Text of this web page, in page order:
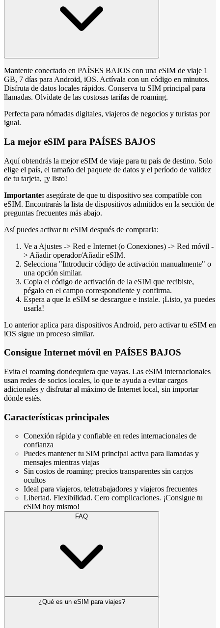
Mantente conectado en PAÍSES BAJOS con una eSIM de viaje 1
GB, 7 días para Android, iOS. Actívala con un código en minutos.
Disfruta de datos locales rápidos. Conserva tu SIM principal para
llamadas. Olvídate de las costosas tarifas de roaming.
Perfecta para nómadas digitales, viajeros de negocios y turistas por
igual.
La mejor eSIM para PAÍSES BAJOS
Aquí obtendrás la mejor eSIM de viaje para tu país de destino. Solo
elige el país, el tamaño del paquete de datos y el período de validez
de tu tarjeta, ¡y listo!
Importante: asegúrate de que tu dispositivo sea compatible con
eSIM. Encontrarás la lista de dispositivos admitidos en la sección de
preguntas frecuentes más abajo.
Así puedes activar tu eSIM después de comprarla:
Ve a Ajustes -> Red e Internet (o Conexiones) -> Red móvil -
> Añadir operador/Añadir eSIM.
Selecciona "Introducir código de activación manualmente" o
una opción similar.
Copia el código de activación de la eSIM que recibiste,
pégalo en el campo correspondiente y confirma.
Espera a que la eSIM se descargue e instale. ¡Listo, ya puedes
usarla!
Lo anterior aplica para dispositivos Android, pero activar tu eSIM en
iOS sigue un proceso similar.
Consigue Internet móvil en PAÍSES BAJOS
Evita el roaming dondequiera que vayas. Las eSIM internacionales
usan redes de socios locales, lo que te ayuda a evitar cargos
adicionales y disfrutar al máximo de Internet local, sin importar
dónde estés.
Características principales
Conexión rápida y confiable en redes internacionales de
confianza
Puedes mantener tu SIM principal activa para llamadas y
mensajes mientras viajas
Sin costos de roaming: precios transparentes sin cargos
ocultos
Ideal para viajeros, teletrabajadores y viajeros frecuentes
Libertad. Flexibilidad. Cero complicaciones. ¡Consigue tu
eSIM hoy mismo!
FAQ
¿Qué es un eSIM para viajes?